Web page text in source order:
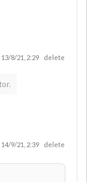
13/8/21, 2:29 delete
14/9/21, 2:39 delete